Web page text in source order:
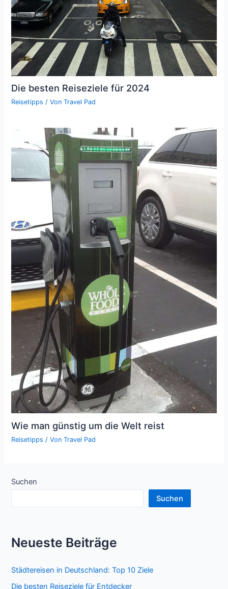
Die besten Reiseziele für 2024
Reisetipps / VonTravel Pad
Wie man günstig um die Welt reist
Reisetipps / VonTravel Pad
Suchen
Suchen
Neueste Beiträge
Städtereisen in Deutschland: Top 10 Ziele
Die besten Reiseziele für Entdecker